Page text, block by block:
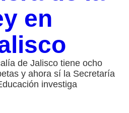
en
de Jalisco tiene ocho
y ahora sí la Secretaría
investiga